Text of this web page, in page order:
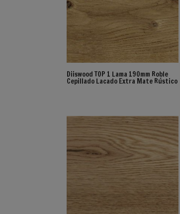
Diiswood TOP 1 Lama 190mm Roble
Cepillado Lacado Extra Mate Rústico